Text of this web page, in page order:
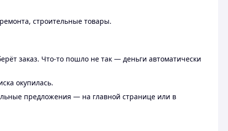
строительные товары.
заказ. Что-то пошло не так — деньги автоматически
окупилась.
предложения — на главной странице или в